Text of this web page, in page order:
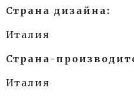
Страна дизайна:
Италия
Страна-
Италия